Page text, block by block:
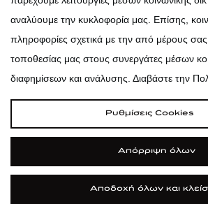
Προστασία Προσωπικών
αναλύουμε την κυκλοφορία μας. Επίσης,
πληροφορίες σχετικά με την από μέρους
τοποθεσίας μας στους συνεργάτες μέσων
διαφημίσεων και ανάλυσης. Διαβάστε την
Ρυθμίσεις Cookies
Απόρριψη όλων
Αποδοχή όλων και